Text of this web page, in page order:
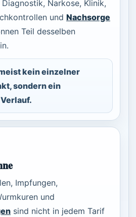
Narkose, Klinik,
und Nachsorge
Teil desselben
kein einzelner
sondern ein
Impfungen,
und
sind nicht in jedem Tarif